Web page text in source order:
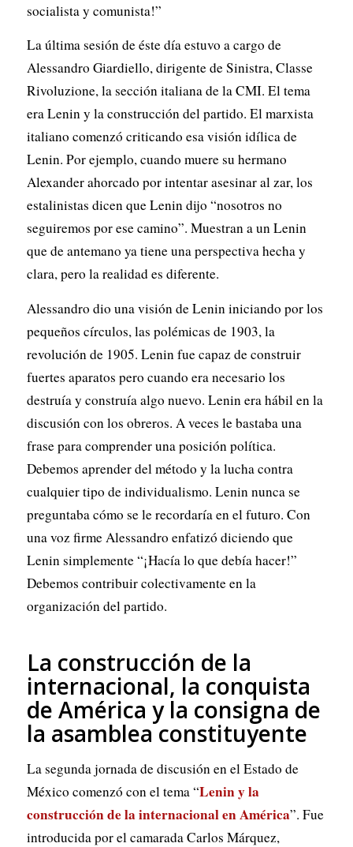
socialista y comunista!”
La última sesión de éste día estuvo a cargo de
Alessandro Giardiello, dirigente de Sinistra, Classe
Rivoluzione, la sección italiana de la CMI. El tema
era Lenin y la construcción del partido. El marxista
italiano comenzó criticando esa visión idílica de
Lenin. Por ejemplo, cuando muere su hermano
Alexander ahorcado por intentar asesinar al zar, los
estalinistas dicen que Lenin dijo “nosotros no
seguiremos por ese camino”. Muestran a un Lenin
que de antemano ya tiene una perspectiva hecha y
clara, pero la realidad es diferente.
Alessandro dio una visión de Lenin iniciando por los
pequeños círculos, las polémicas de 1903, la
revolución de 1905. Lenin fue capaz de construir
fuertes aparatos pero cuando era necesario los
destruía y construía algo nuevo. Lenin era hábil en la
discusión con los obreros. A veces le bastaba una
frase para comprender una posición política.
Debemos aprender del método y la lucha contra
cualquier tipo de individualismo. Lenin nunca se
preguntaba cómo se le recordaría en el futuro. Con
una voz firme Alessandro enfatizó diciendo que
Lenin simplemente “¡Hacía lo que debía hacer!”
Debemos contribuir colectivamente en la
organización del partido.
La construcción de la
internacional, la conquista
de América y la consigna de
la asamblea constituyente
La segunda jornada de discusión en el Estado de
México comenzó con el tema “Lenin y la
construcción de la internacional en América”. Fue
introducida por el camarada Carlos Márquez,